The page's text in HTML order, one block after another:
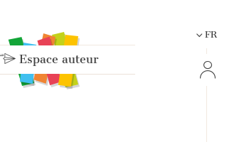
Espace auteur
FR